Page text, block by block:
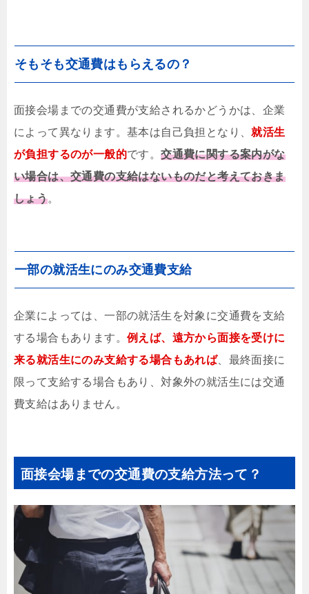
そもそも交通費はもらえるの？
面接会場までの交通費が支給されるかどうかは、企業
によって異なります。基本は自己負担となり、就活生
が負担するのが一般的です。交通費に関する案内がな
い場合は、交通費の支給はないものだと考えておきま
しょう。
一部の就活生にのみ交通費支給
企業によっては、一部の就活生を対象に交通費を支給
する場合もあります。 例えば、遠方から面接を受けに
来る就活生にのみ支給する場合もあれば、最終面接に
限って支給する場合もあり、対象外の就活生には交通
費支給はありません。
面接会場までの交通費の支給方法って？